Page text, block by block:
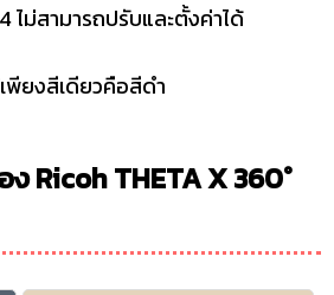
ไม่สามารถปรับและตั้งค่าได้
พียงสีเดียวคือสีดำ
ง Ricoh THETA X 360°